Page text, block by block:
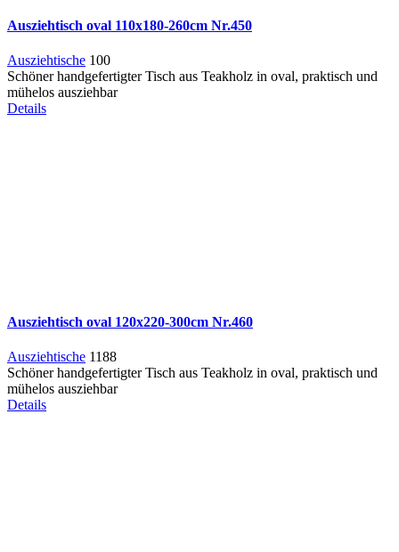
Ausziehtisch oval 110x180-260cm Nr.450
Ausziehtische 100
Schöner handgefertigter Tisch aus Teakholz in oval, praktisch und
mühelos ausziehbar
Details
Ausziehtisch oval 120x220-300cm Nr.460
Ausziehtische 1188
Schöner handgefertigter Tisch aus Teakholz in oval, praktisch und
mühelos ausziehbar
Details